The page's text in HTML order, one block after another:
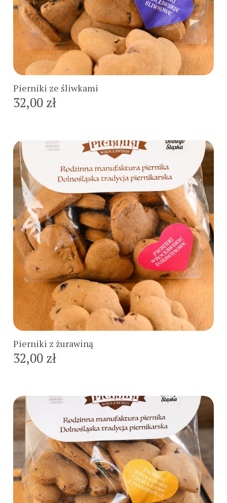
Pierniki ze śliwkami
32,00 zł
Do koszyka
Pierniki z żurawiną
32,00 zł
Do koszyka